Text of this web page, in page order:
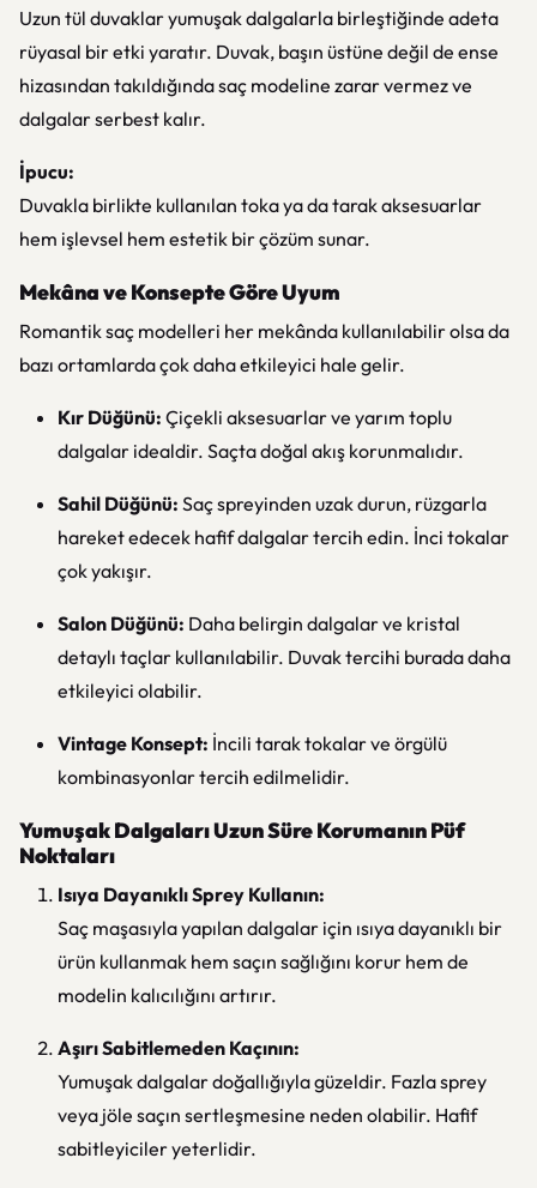
Uzun tül duvaklar yumuşak dalgalarla birleştiğinde adeta
rüyasal bir etki yaratır. Duvak, başın üstüne değil de ense
hizasından takıldığında saç modeline zarar vermez ve
dalgalar serbest kalır.
İpucu:
Duvakla birlikte kullanılan toka ya da tarak aksesuarlar
hem işlevsel hem estetik bir çözüm sunar.
Mekâna ve Konsepte Göre Uyum
Romantik saç modelleri her mekânda kullanılabilir olsa da
bazı ortamlarda çok daha etkileyici hale gelir.
Kır Düğünü: Çiçekli aksesuarlar ve yarım toplu
dalgalar idealdir. Saçta doğal akış korunmalıdır.
Sahil Düğünü: Saç spreyinden uzak durun, rüzgarla
hareket edecek hafif dalgalar tercih edin. İnci tokalar
çok yakışır.
Salon Düğünü: Daha belirgin dalgalar ve kristal
detaylı taçlar kullanılabilir. Duvak tercihi burada daha
etkileyici olabilir.
Vintage Konsept: İncili tarak tokalar ve örgülü
kombinasyonlar tercih edilmelidir.
Yumuşak Dalgaları Uzun Süre Korumanın Püf
Noktaları
Isıya Dayanıklı Sprey Kullanın:
Saç maşasıyla yapılan dalgalar için ısıya dayanıklı bir
ürün kullanmak hem saçın sağlığını korur hem de
modelin kalıcılığını artırır.
Aşırı Sabitlemeden Kaçının:
Yumuşak dalgalar doğallığıyla güzeldir. Fazla sprey
veya jöle saçın sertleşmesine neden olabilir. Hafif
sabitleyiciler yeterlidir.